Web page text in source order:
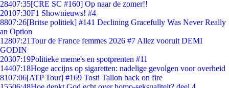
28407:35[CRE SC #160] Op naar de zomer!!
20107:30F1 Shownieuws! #4
8807:26[Britse politiek] #141 Declining Gracefully Was Never Really
an Option
12807:21Tour de France femmes 2026 #7 Allez vooruit DEMI
GODIN
20307:19Politieke meme's en spotprenten #11
14407:18Hoge accijns op sigaretten: nadelige gevolgen voor overheid
8107:06[ATP Tour] #169 Tosti Tallon back on fire